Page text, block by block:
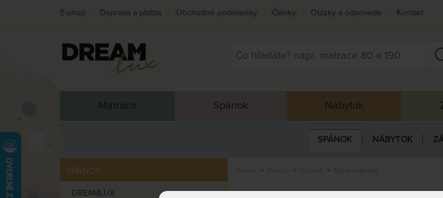
Matrace Spánok Nábytok
SPÁNOK NÁBYTOK
E-shop Doprava a platba Obchodné podmienky Články Otázky a odpovede Kontakt
SPÁNOK
DREAMLUX
Home Značky Spánok Enzio matrace